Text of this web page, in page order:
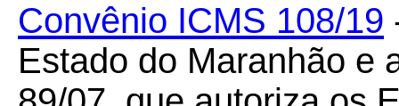
Convênio ICMS 108/19
Estado do Maranhão e